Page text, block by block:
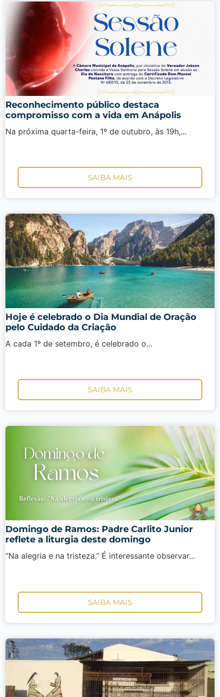
Reconhecimento público destaca
compromisso com a vida em Anápolis
Na próxima quarta-feira, 1º de outubro, às 19h,...
SAIBA MAIS
Hoje é celebrado o Dia Mundial de Oração
pelo Cuidado da Criação
A cada 1º de setembro, é celebrado o...
SAIBA MAIS
Domingo de Ramos: Padre Carlito Junior
reflete a liturgia deste domingo
“Na alegria e na tristeza.” É interessante observar...
SAIBA MAIS